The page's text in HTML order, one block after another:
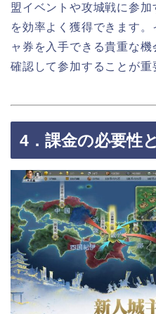
盟イベントや攻城戦に参
を効率よく獲得できます
ャ券を入手できる貴重な
確認して参加することが重
4．課金の必要性